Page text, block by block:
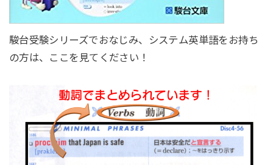
駿台受験シリーズでおなじみ、システム英単語をお持ち
の方は、ここを見てください！